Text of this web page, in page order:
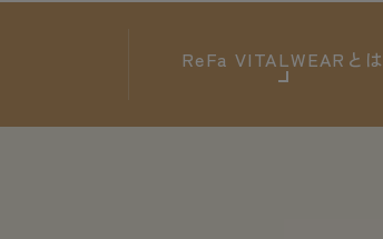
ReFa VITALWEARとは